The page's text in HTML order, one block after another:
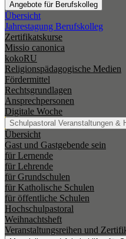
Angebote für Berufskolleg
Übersicht
Jahrestagung Berufskolleg
Zertifikatskurse
Missio canonica
kokoRU
Religionspädagogische Medien
Fördermittel
Rechtsgrundlagen
Ansprechpersonen
Digitale Woche
Schulpastoral Veranstaltungen &
Übersicht
Gast und Gastgebende sein
für Lernende
für Lehrende
für Grundschulen
für Katholische Schulen
für öffentliche Schulen
Hochschulpastoral
Weihnachtsheft
Veranstaltungsreihen und